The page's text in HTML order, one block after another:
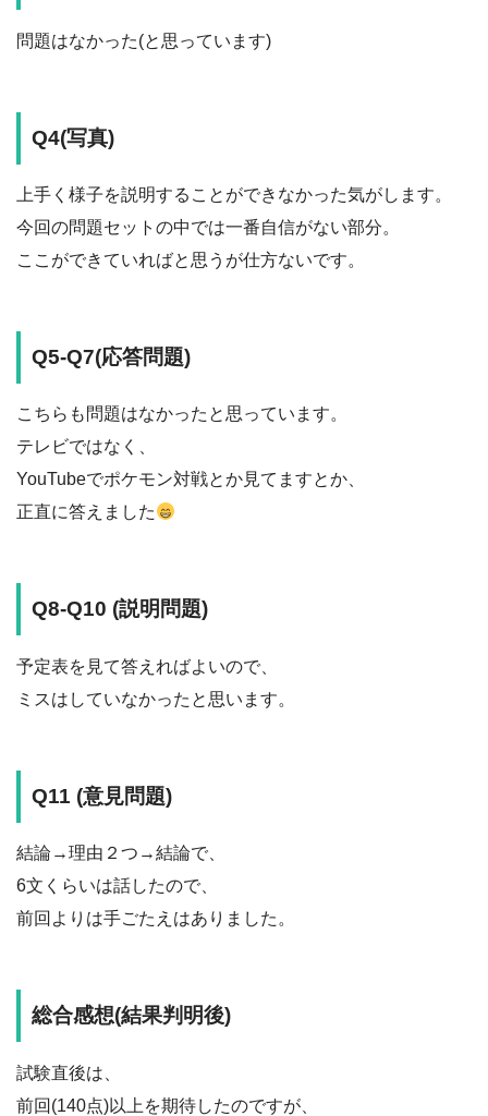
問題はなかった(と思っています)
Q4(写真)
上手く様子を説明することができなかった気がします。
今回の問題セットの中では一番自信がない部分。
ここができていればと思うが仕方ないです。
Q5-Q7(応答問題)
こちらも問題はなかったと思っています。
テレビではなく、
YouTubeでポケモン対戦とか見てますとか、
正直に答えました
Q8-Q10 (説明問題)
予定表を見て答えればよいので、
ミスはしていなかったと思います。
Q11 (意見問題)
結論→理由２つ→結論で、
6文くらいは話したので、
前回よりは手ごたえはありました。
総合感想(結果判明後)
試験直後は、
前回(140点)以上を期待したのですが、